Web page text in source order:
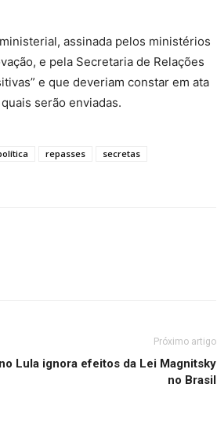
assinada pelos ministérios
e pela Secretaria de Relações
e que deveriam constar em ata
serão enviadas.
repasses
secretas
Próximo artigo
Lula ignora efeitos da Lei Magnitsky
no Brasil